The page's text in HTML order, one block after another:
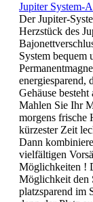
Jupiter System-
Der Jupiter-
Herzstück des
System bequem
energiesparend,
Gehäuse
Mahlen Sie Ihr
morgens frische
kürzester Zeit
Dann
vielfältigen
Möglichkeiten !
Möglichkeit den
platzsparend im